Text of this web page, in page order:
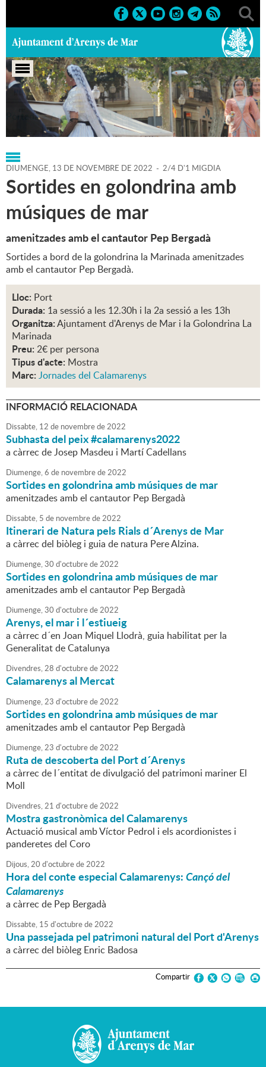
Portada > Agenda > 13-11-2022
DIUMENGE, 13 DE NOVEMBRE DE 2022 - 2/4 D'1 MIGDIA
Sortides en golondrina amb
músiques de mar
amenitzades amb el cantautor Pep Bergadà
Sortides a bord de la golondrina la Marinada amenitzades
amb el cantautor Pep Bergadà.
Lloc: Port
Durada: 1a sessió a les 12.30h i la 2a sessió a les 13h
Organitza:Ajuntament d'Arenys de Mar i la Golondrina La
Marinada
Preu: 2€ per persona
Tipus d'acte: Mostra
Marc: Jornades del Calamarenys
INFORMACIÓ RELACIONADA
Dissabte, 12 de novembrede2022
Subhasta del peix #calamarenys2022
a càrrec de Josep Masdeu i Martí Cadellans
Diumenge,6 de novembrede2022
Sortides en golondrina amb músiques de mar
amenitzades amb el cantautor Pep Bergadà
Dissabte, 5 de novembrede2022
Itinerari de Natura pels Rials d´Arenys de Mar
a càrrec del biòleg i guia de natura Pere Alzina.
Diumenge,30 d'octubrede2022
Sortides en golondrina amb músiques de mar
amenitzades amb el cantautor Pep Bergadà
Diumenge,30 d'octubrede2022
Arenys, el mar i l´estiueig
a càrrec d´en Joan Miquel Llodrà, guia habilitat per la
Generalitat de Catalunya
Divendres,28 d'octubrede2022
Calamarenys al Mercat
Diumenge,23 d'octubrede2022
Sortides en golondrina amb músiques de mar
amenitzades amb el cantautor Pep Bergadà
Diumenge,23 d'octubrede2022
Ruta de descoberta del Port d´Arenys
a càrrec de l´entitat de divulgació del patrimoni mariner El
Moll
Divendres,21 d'octubrede2022
Mostra gastronòmica del Calamarenys
Actuació musical amb Víctor Pedrol i els acordionistes i
panderetes del Coro
Dijous,20 d'octubrede2022
Hora del conte especial Calamarenys:Cançó del
Calamarenys
a càrrec de Pep Bergadà
Dissabte, 15 d'octubrede2022
Una passejada pel patrimoni natural del Port d'Arenys
a càrrec del biòleg Enric Badosa
Compartir